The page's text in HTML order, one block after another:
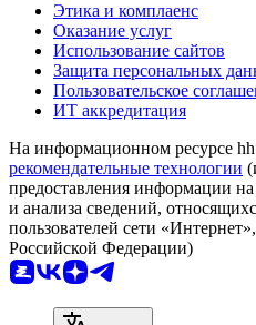
Этика и комплаенс
Оказание услуг
Использование сайтов
Защита персональных
Пользовательское
ИТ аккредитация
На информационном ресурсе
рекомендательные технологии
предоставления информации
и анализа сведений,
пользователей сети
Российской Федерации)